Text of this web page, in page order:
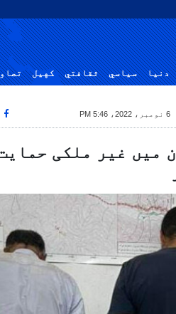
دنیا سياسي ثقافتي کهيل
6 نومبر، 2022، 5:46 PM
میں غیر ملکی